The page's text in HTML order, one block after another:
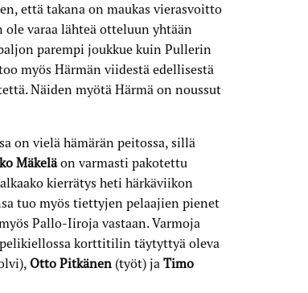
että takana on maukas vierasvoitto
varaa lähteä otteluun yhtään
parempi joukkue kuin Pullerin
myös Härmän viidestä edellisestä
Näiden myötä Härmä on noussut
on vielä hämärän peitossa, sillä
Mäkeläon varmasti pakotettu
kierrätys heti härkäviikon
tuo myös tiettyjen pelaajien pienet
Pallo-Iiroja vastaan. Varmoja
korttitilin täytyttyä oleva
Otto Pitkänen(työt) ja Timo